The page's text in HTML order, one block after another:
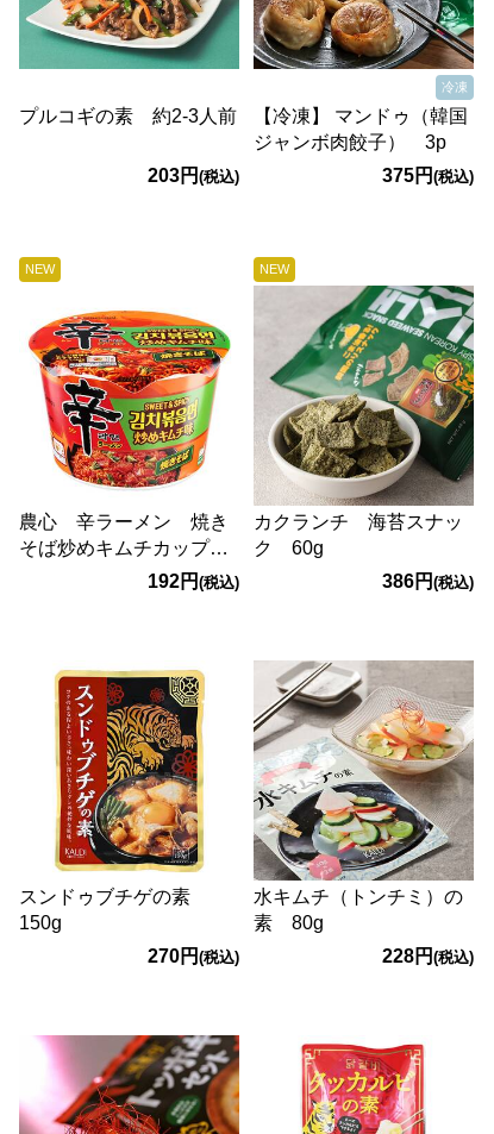
プルコギの素 約2-3人前
203円(税込)
冷凍
【冷凍】 マンドゥ（韓国
ジャンボ肉餃子） 3p
375円 (税込)
NEW
農心 辛ラーメン 焼き
そば炒めキムチカップ
192円(税込)
NEW
カクランチ 海苔スナッ
ク 60g
386円 (税込)
スンドゥブチゲの素
150g
270円(税込)
水キムチ（トンチミ）の
素 80g
228円 (税込)